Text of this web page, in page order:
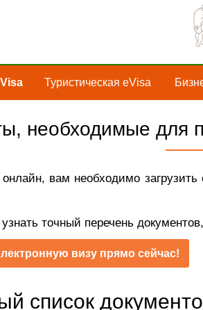
Туристическая eVisa
необходимые для
вам необходимо
точный перечень
визу прямо сейчас!
список